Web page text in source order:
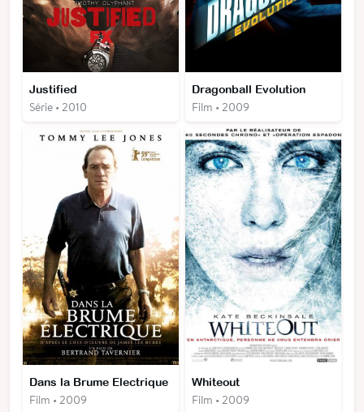
Justified
Série • 2010
Dragonball Evolution
Film • 2009
Dans la Brume Electrique
Film • 2009
Whiteout
Film • 2009